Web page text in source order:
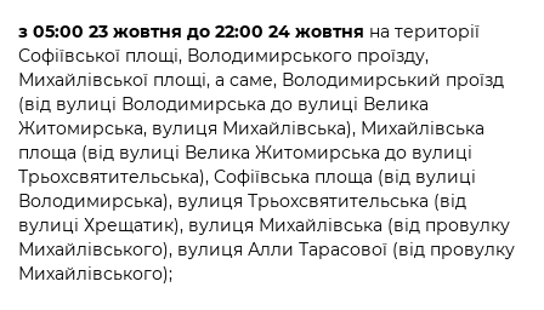
з 05:00 23 жовтня до 22:00 24 жовтня на території
Софiївської площі, Володимирського проїзду,
Михайлівської площі, а саме, Володимирський проїзд
(від вулиці Володимирська до вулиці Велика
Житомирська, вулиця Михайлівська), Михайлівська
площа (від вулиці Велика Житомирська до вулиці
Трьохсвятительська), Софіївська площа (від вулиці
Володимирська), вулиця Трьохсвятительська (від
вулиці Хрещатик), вулиця Михайлівська (від провулку
Михайлівського), вулиця Алли Тарасової (від провулку
Михайлівського);